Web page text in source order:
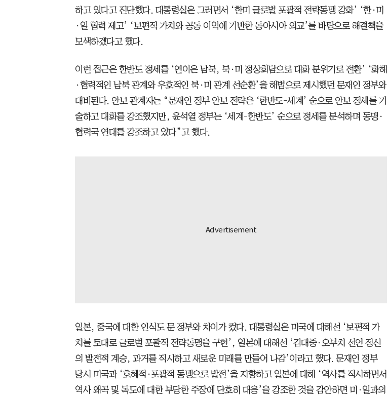
하고 있다고 진단했다. 대통령실은 그러면서 ‘한미 글로벌 포괄적 전략동맹 강화’ ‘한·미
·일 협력 제고’ ‘보편적 가치와 공동 이익에 기반한 동아시아 외교’를 바탕으로 해결책을
모색하겠다고 했다.
이런 접근은 한반도 정세를 ‘연이은 남북, 북·미 정상회담으로 대화 분위기로 전환’ ‘화해
·협력적인 남북 관계와 우호적인 북·미 관계 선순환’을 해법으로 제시했던 문재인 정부와
대비된다. 안보 관계자는 “문재인 정부 안보 전략은 ‘한반도-세계’ 순으로 안보 정세를 기
술하고 대화를 강조했지만, 윤석열 정부는 ‘세계-한반도’ 순으로 정세를 분석하며 동맹·
협력국 연대를 강조하고 있다”고 했다.
일본, 중국에 대한 인식도 문 정부와 차이가 컸다. 대통령실은 미국에 대해선 ‘보편적 가
치를 토대로 글로벌 포괄적 전략동맹을 구현’, 일본에 대해선 ‘김대중·오부치 선언 정신
의 발전적 계승, 과거를 직시하고 새로운 미래를 만들어 나감’이라고 했다. 문재인 정부
당시 미국과 ‘호혜적·포괄적 동맹으로 발전’을 지향하고 일본에 대해 ‘역사를 직시하면서
역사 왜곡 및 독도에 대한 부당한 주장에 단호히 대응’을 강조한 것을 감안하면 미·일과의